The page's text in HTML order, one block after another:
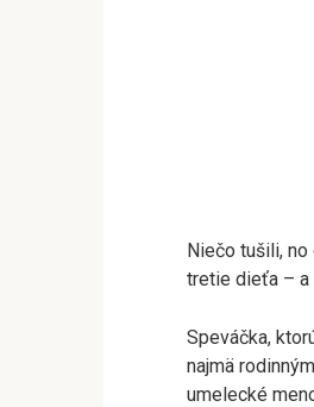
Niečo tušili,
tretie dieťa – a
Speváčka,
najmä
umelecké